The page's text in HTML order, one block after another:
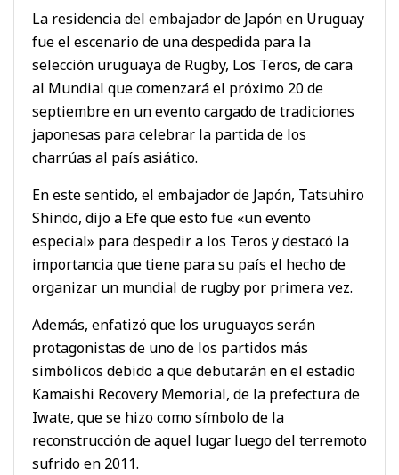
La residencia del embajador de Japón en Uruguay
fue el escenario de una despedida para la
selección uruguaya de Rugby, Los Teros, de cara
al Mundial que comenzará el próximo 20 de
septiembre en un evento cargado de tradiciones
japonesas para celebrar la partida de los
charrúas al país asiático.
En este sentido, el embajador de Japón, Tatsuhiro
Shindo, dijo a Efe que esto fue «un evento
especial» para despedir a los Teros y destacó la
importancia que tiene para su país el hecho de
organizar un mundial de rugby por primera vez.
Además, enfatizó que los uruguayos serán
protagonistas de uno de los partidos más
simbólicos debido a que debutarán en el estadio
Kamaishi Recovery Memorial, de la prefectura de
Iwate, que se hizo como símbolo de la
reconstrucción de aquel lugar luego del terremoto
sufrido en 2011.